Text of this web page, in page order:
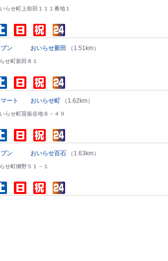
せ町上前田１１１番地１
ブン おいらせ新田 （1.51km）
せ町新田８１
マート おいらせ町 （1.62km）
らせ町苗振谷地８－４９
ブン おいらせ百石 （1.63km）
せ町獺野５１－１